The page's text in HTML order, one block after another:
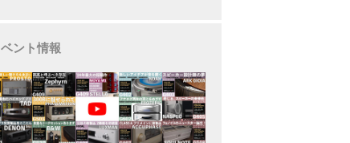
ント情報